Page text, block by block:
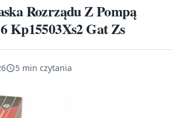
Rozrządu Z Pompą
Kp15503Xs2 Gat Zs
5 min czytania